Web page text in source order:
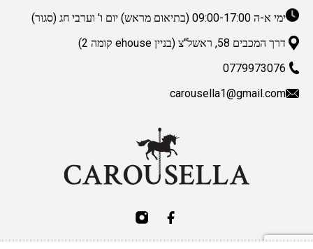
ימי א-ה 09:00-17:00 (בתיאום מראש) יום ו' וערבי חג (סגור)
דרך המכבים 58, ראשל"צ (בניין ehouse קומה 2)
0779973076
carousella1@gmail.com